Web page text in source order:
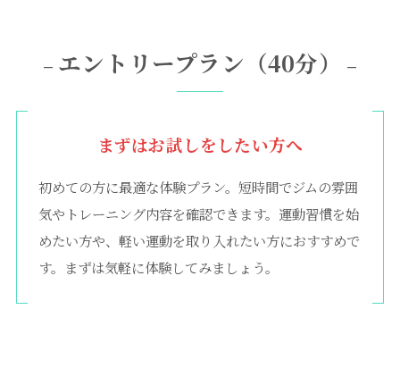
– エントリープラン（40分） –
まずはお試しをしたい方へ
初めての方に最適な体験プラン。短時間でジムの雰囲
気やトレーニング内容を確認できます。運動習慣を始
めたい方や、軽い運動を取り入れたい方におすすめで
す。まずは気軽に体験してみましょう。